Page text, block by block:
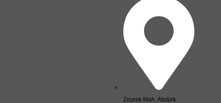
Zeyrek Mah. Atatürk